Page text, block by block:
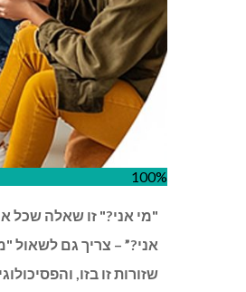
100%
"מי אני?" זו שאלה שכל
אני?” – צריך גם לשאול
שזורות זו בזו,